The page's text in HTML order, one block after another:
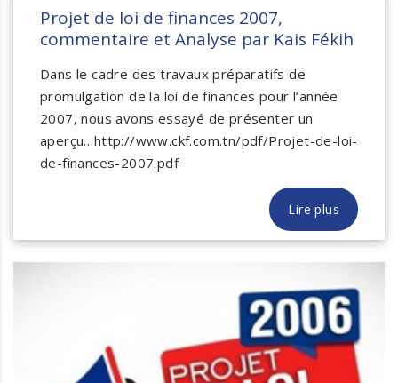
Projet de loi de finances 2007,
commentaire et Analyse par Kais Fékih
Dans le cadre des travaux préparatifs de
promulgation de la loi de finances pour l’année
2007, nous avons essayé de présenter un
aperçu…http://www.ckf.com.tn/pdf/Projet-de-loi-
de-finances-2007.pdf
Lire plus